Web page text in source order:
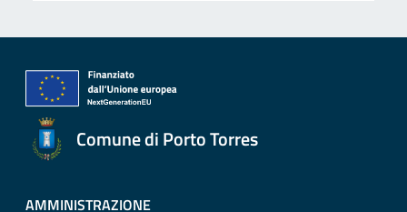
Comune di Porto Torres
AMMINISTRAZIONE